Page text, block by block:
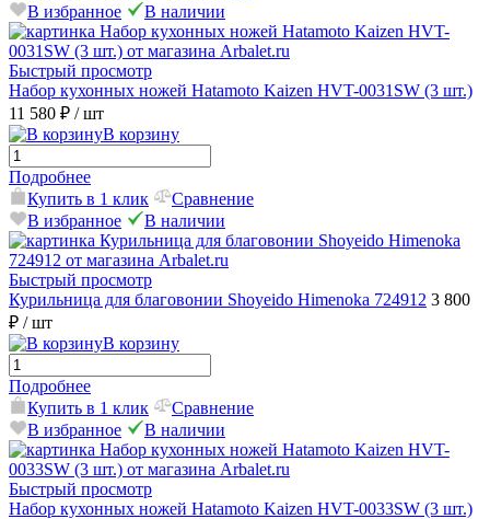
В избранное
В наличии
Быстрый просмотр
Набор кухонных ножей Hatamoto Kaizen HVT-0031SW (3 шт.)
11 580 ₽ / шт
В корзину
Подробнее
Купить в 1 клик
Сравнение
В избранное
В наличии
Быстрый просмотр
Курильница для благовонии Shoyeido Himenoka 724912 3 800
₽ / шт
В корзину
Подробнее
Купить в 1 клик
Сравнение
В избранное
В наличии
Быстрый просмотр
Набор кухонных ножей Hatamoto Kaizen HVT-0033SW (3 шт.)